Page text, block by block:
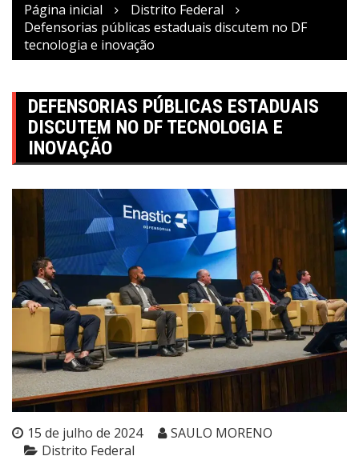
Página inicial
Distrito Federal
Defensorias públicas estaduais discutem no DF
tecnologia e inovação
DEFENSORIAS PÚBLICAS ESTADUAIS
DISCUTEM NO DF TECNOLOGIA E
INOVAÇÃO
15 de julho de 2024
SAULO MORENO
Distrito Federal